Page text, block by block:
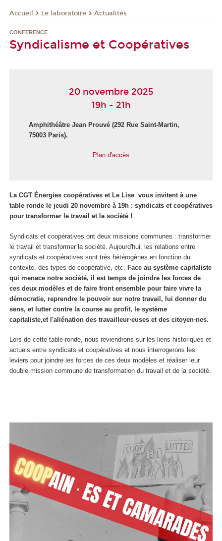
Accueil Le laboratoire Actualités
CONFERENCE
Syndicalisme et Coopératives
20 novembre 2025
19h - 21h
Amphithéâtre Jean Prouvé (292 Rue Saint-Martin,
75003 Paris).
Plan d'accès
La CGT Énergies coopératives et Le Lise vous invitent à une
table ronde le jeudi 20 novembre à 19h : syndicats et coopératives
pour transformer le travail et la société !
Syndicats et coopératives ont deux missions communes : transformer
le travail et transformer la société. Aujourd'hui, les relations entre
syndicats et coopératives sont très hétérogènes en fonction du
contexte, des types de coopérative, etc. Face au système capitaliste
qui menace notre société, il est temps de joindre les forces de
ces deux modèles et de faire front ensemble pour faire vivre la
démocratie, reprendre le pouvoir sur notre travail, lui donner du
sens, et lutter contre la course au profit, le système
capitaliste,et l'aliénation des travailleur⋅euses et des citoyen⋅nes.
Lors de cette table-ronde, nous reviendrons sur les liens historiques et
actuels entre syndicats et coopératives et nous interrogerons les
leviers pour joindre les forces de ces deux modèles et réaliser leur
double mission commune de transformation du travail et de la société.